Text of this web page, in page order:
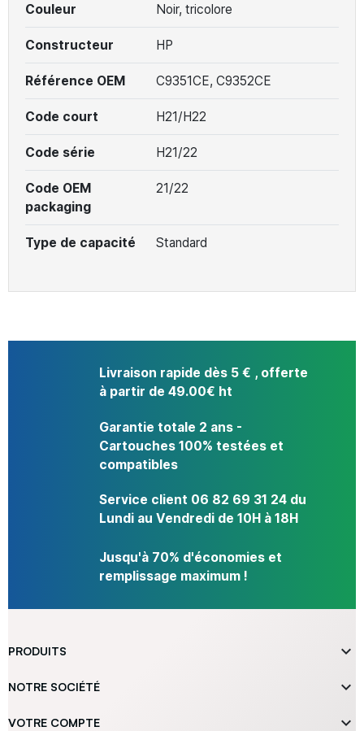
Couleur Noir, tricolore
Constructeur HP
Référence OEM C9351CE, C9352CE
Code court H21/H22
Code série H21/22
Code OEM
packaging
21/22
Type de capacité Standard
Livraison rapide dès 5 € , offerte
à partir de 49.00€ ht
Garantie totale 2 ans -
Cartouches 100% testées et
compatibles
Service client 06 82 69 31 24 du
Lundi au Vendredi de 10H à 18H
Jusqu'à 70% d'économies et
remplissage maximum !
PRODUITS 
NOTRE SOCIÉTÉ 
VOTRE COMPTE 